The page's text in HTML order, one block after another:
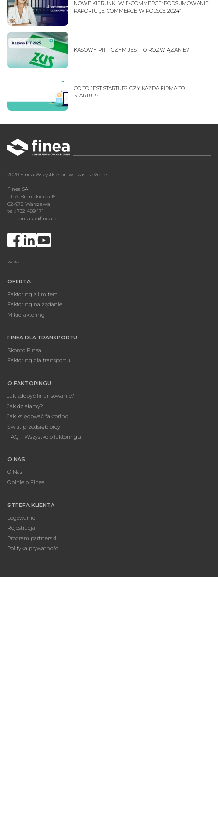
NOWE KIERUNKI W E-COMMERCE: PODSUMOWANIE
RAPORTU „E-COMMERCE W POLSCE 2024”
KASOWY PIT – CZYM JEST TO ROZWIĄZANIE?
CO TO JEST STARTUP? CZY KAŻDA FIRMA TO
STARTUP?
2020 Finea Wszystkie prawa zastrzeżone
Finea SA
ul. A. Branickiego 15
02-972 Warszawa
tel.: 732 489 171
m.: kontakt@finea.pl
tekst
OFERTA
Faktoring z limitem
Faktoring na żądanie
Mikrofaktoring
FINEA DLA TRANSPORTU
Skonto Finea
Faktoring dla transportu
O FAKTORINGU
Jak zdobyć finansowanie?
Jak działamy?
Jak księgować faktoring
Świat przedsiębiorcy
FAQ – Wszystko o faktoringu
O NAS
O Nas
Opinie o Finea
STREFA KLIENTA
Logowanie
Rejestracja
Program partnerski
Polityka prywatności